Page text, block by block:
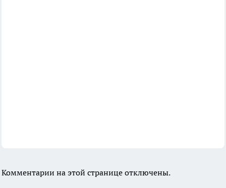
Комментарии на этой странице отключены.